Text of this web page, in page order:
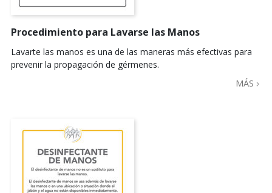
Procedimiento para Lavarse las Manos
Lavarte las manos es una de las maneras más efectivas para
prevenir la propagación de gérmenes.
MÁS